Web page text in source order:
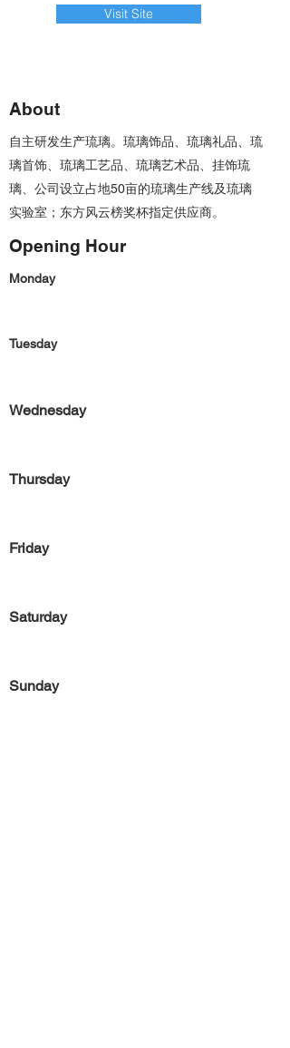
Visit Site
About
自主研发生产琉璃。琉璃饰品、琉璃礼品、琉
璃首饰、琉璃工艺品、琉璃艺术品、挂饰琉
璃、公司设立占地50亩的琉璃生产线及琉璃
实验室；东方风云榜奖杯指定供应商。
Opening Hour
Monday
Tuesday
Wednesday
Thursday
Friday
Saturday
Sunday